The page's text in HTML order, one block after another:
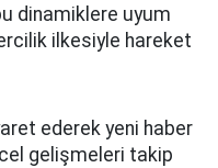
dinamiklere uyum
ilkesiyle hareket
ederek yeni haber
gelişmeleri takip